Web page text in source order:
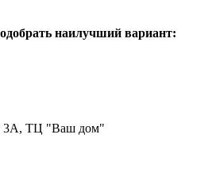
наилучший вариант:
3А, ТЦ "Ваш дом"